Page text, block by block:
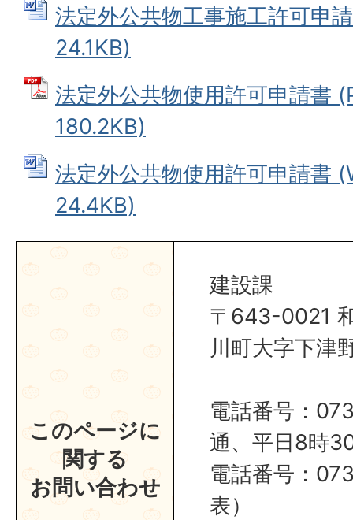
法定外公共物工事施工許可申
24.1KB)
法定外公共物使用許可申請書
180.2KB)
法定外公共物使用許可申請書
24.4KB)
このページに
関する
お問い合わせ
建設課
〒643-0021
川町大字下津
電話番号：
通、平日8時
電話番号：
表）